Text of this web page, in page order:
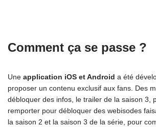
Comment ça se passe ?
Une application iOS et Android a été
proposer un contenu exclusif aux fans. Des
débloquer des infos, le trailer de la saison 3,
remporter pour débloquer des webisodes
la saison 2 et la saison 3 de la série, pour